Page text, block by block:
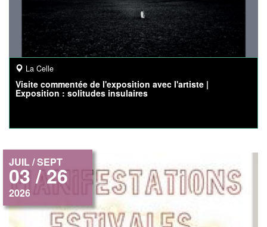
La Celle
Visite commentée de l'exposition avec l'artiste |
Exposition : solitudes insulaires
JUIL / SEPT
03 / 26
2026